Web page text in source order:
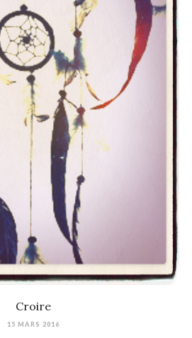
Croire
15 MARS 2016